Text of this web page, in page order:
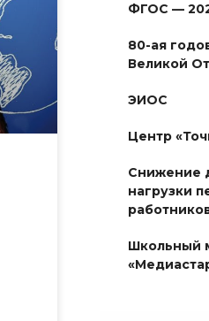
ФГОС —
80-ая
Великой
ЭИОС
Центр
Снижение
нагрузки
Школьный